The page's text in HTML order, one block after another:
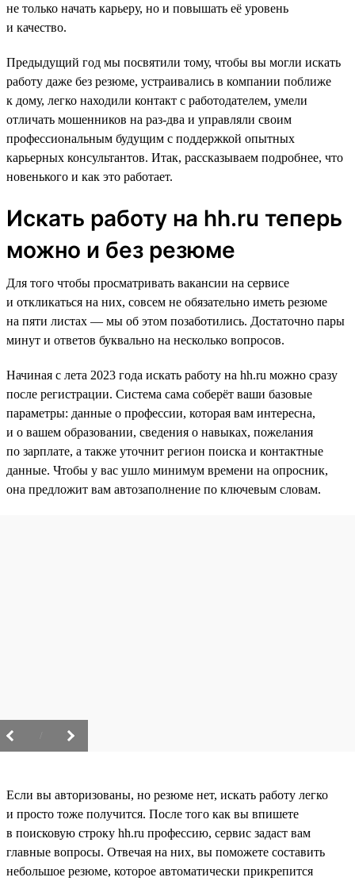
не только начать карьеру, но и повышать её уровень
и качество.
Предыдущий год мы посвятили тому, чтобы вы могли искать
работу даже без резюме, устраивались в компании поближе
к дому, легко находили контакт с работодателем, умели
отличать мошенников на раз-два и управляли своим
профессиональным будущим с поддержкой опытных
карьерных консультантов. Итак, рассказываем подробнее, что
новенького и как это работает.
Искать работу на hh.ru теперь
можно и без резюме
Для того чтобы просматривать вакансии на сервисе
и откликаться на них, совсем не обязательно иметь резюме
на пяти листах — мы об этом позаботились. Достаточно пары
минут и ответов буквально на несколько вопросов.
Начиная с лета 2023 года искать работу на hh.ru можно сразу
после регистрации. Система сама соберёт ваши базовые
параметры: данные о профессии, которая вам интересна,
и о вашем образовании, сведения о навыках, пожелания
по зарплате, а также уточнит регион поиска и контактные
данные. Чтобы у вас ушло минимум времени на опросник,
она предложит вам автозаполнение по ключевым словам.
Если вы авторизованы, но резюме нет, искать работу легко
и просто тоже получится. После того как вы впишете
в поисковую строку hh.ru профессию, сервис задаст вам
главные вопросы. Отвечая на них, вы поможете составить
небольшое резюме, которое автоматически прикрепится